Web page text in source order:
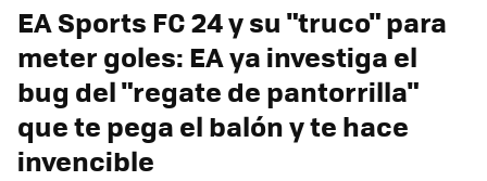
EA Sports FC 24 y su "truco" para
meter goles: EA ya investiga el
bug del "regate de pantorrilla"
que te pega el balón y te hace
invencible